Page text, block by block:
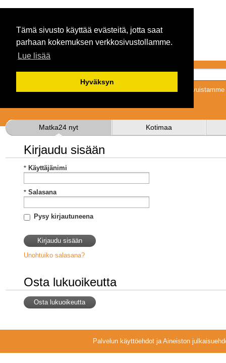
Tämä sivusto käyttää evästeitä, jotta saat
parhaan kokemuksen verkkosivustollamme.
Lue lisää
Hyväksyn
Tykkäämällä
Matka24 nyt Kotimaa
Kirjaudu sisään
Käyttäjänimi
Salasana
Pysy kirjautuneena
Unohtuiko salasana?
Osta lukuoikeutta
Osta lukuoikeutta
Palvelun käyttöehdot ja Aineiston